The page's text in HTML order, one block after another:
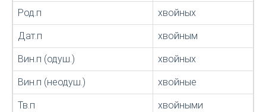
Род.п хвойных
Дат.п хвойным
Вин.п (одуш.) хвойных
Вин.п (неодуш.) хвойные
Тв.п хвойными